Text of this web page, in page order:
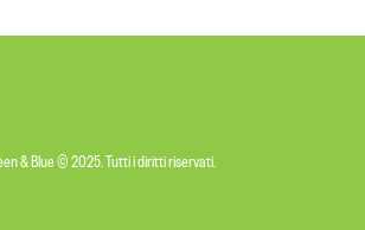
& Blue © 2025. Tutti i diritti riservati.